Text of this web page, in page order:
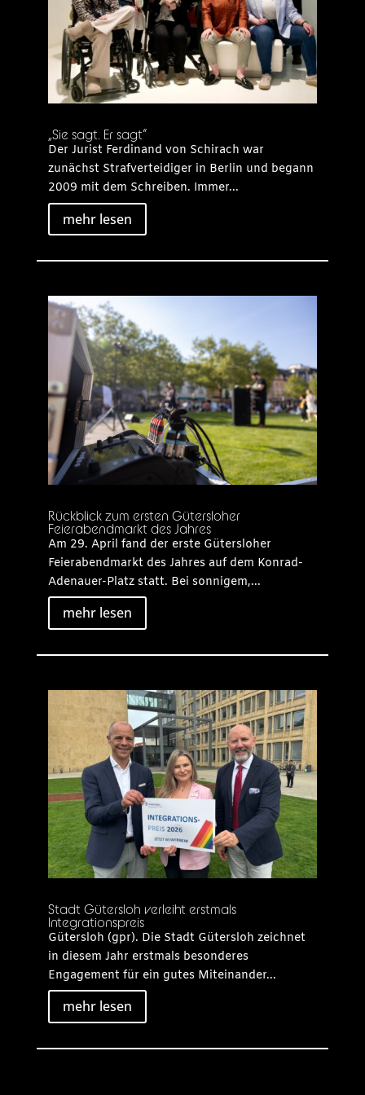
„Sie sagt. Er sagt“
Der Jurist Ferdinand von Schirach war
zunächst Strafverteidiger in Berlin und begann
2009 mit dem Schreiben. Immer...
mehr lesen
Rückblick zum ersten Gütersloher
Feierabendmarkt des Jahres
Am 29. April fand der erste Gütersloher
Feierabendmarkt des Jahres auf dem Konrad-
Adenauer-Platz statt. Bei sonnigem,...
mehr lesen
Stadt Gütersloh verleiht erstmals
Integrationspreis
Gütersloh (gpr). Die Stadt Gütersloh zeichnet
in diesem Jahr erstmals besonderes
Engagement für ein gutes Miteinander...
mehr lesen